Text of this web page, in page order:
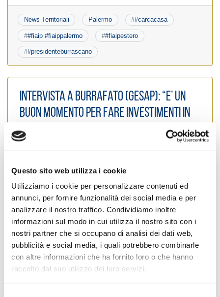
Questo sito web utilizza i cookie
Utilizziamo i cookie per personalizzare contenuti ed
annunci, per fornire funzionalità dei social media e per
analizzare il nostro traffico. Condividiamo inoltre
informazioni sul modo in cui utilizza il nostro sito con i
nostri partner che si occupano di analisi dei dati web,
pubblicità e social media, i quali potrebbero combinarle
con altre informazioni che ha fornito loro o che hanno
raccolto dal suo utilizzo dei loro servizi.
News Territoriali Palermo ##carcacasa
##fiaip #fiaippalermo ##fiaipestero
##presidenteburrascano
Intervista a Burrafato (Gesap): “E’ un
buon momento per fare investimenti in
case vacanze in Sicilia”